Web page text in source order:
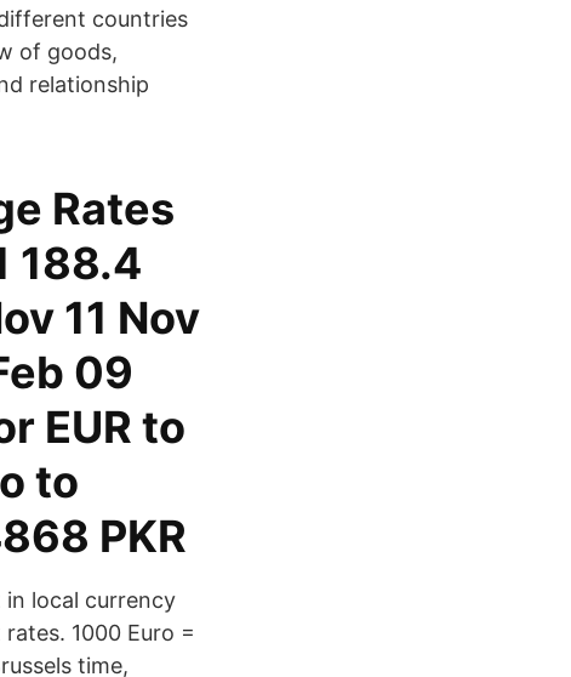
countries
of goods,
relationship
Rates
188.4
11 Nov
09
EUR to
to
PKR
in local currency
1000 Euro =
time,